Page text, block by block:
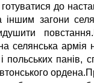
до
загони
селянська
панів,